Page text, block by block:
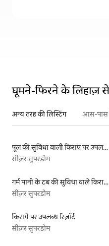
घूमने-फिरने के लिहाज़
अन्य तरह की लिस्टिंग आस-पास
पूल की सुविधा वाली किराए पर उपलब्ध लिस्टिंग
सीज़र सुपरडोम
गर्म पानी के टब की सुविधा वाले किराये पर उपलब्ध यर्ट टेंट
सीज़र सुपरडोम
किराये पर उपलब्ध रिज़ॉर्ट
सीज़र सुपरडोम